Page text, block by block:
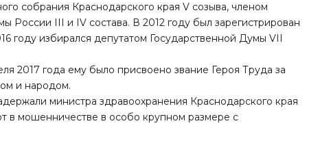
собрания Краснодарского края V созыва, членом
России III и IV состава. В 2012 году был зарегистрирован
избирался депутатом Государственной Думы VII
2017 года ему было присвоено звание Героя Труда за
и народом.
министра здравоохранения Краснодарского края
в мошенничестве в особо крупном размере с